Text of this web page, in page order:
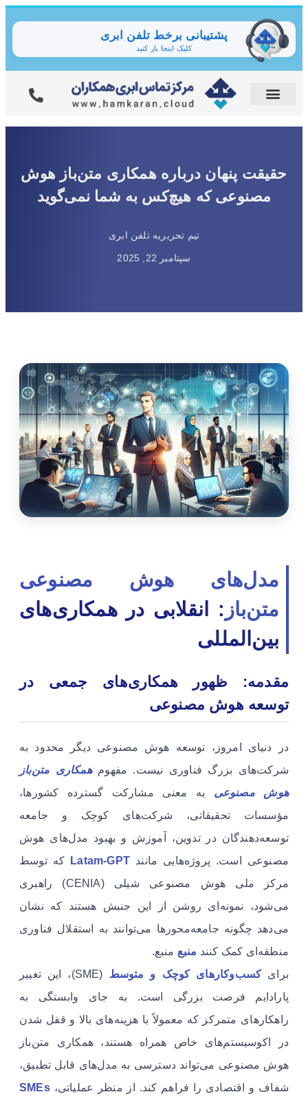
پشتیبانی برخط تلفن ابری
کلیک اینجا باز کنید
حقیقت پنهان درباره همکاری متن‌باز هوش
مصنوعی که هیچ‌کس به شما نمی‌گوید
تیم تحریریه تلفن ابری
سپتامبر 22, 2025
مدل‌های هوش مصنوعی
متن‌باز : انقلابی در همکاری‌های
بین‌المللی
مقدمه: ظهور همکاری‌های جمعی در
توسعه هوش مصنوعی
در دنیای امروز، توسعه هوش مصنوعی دیگر محدود به
شرکت‌های بزرگ فناوری نیست. مفهومهمکاری متن‌باز
هوش مصنوعی به معنی مشارکت گسترده کشورها،
مؤسسات تحقیقاتی، شرکت‌های کوچک و جامعه
توسعه‌دهندگان در تدوین، آموزش و بهبود مدل‌های هوش
مصنوعی است. پروژه‌هایی مانند Latam‑GPT
که توسط
مرکز ملی هوش مصنوعی شیلی (CENIA) راهبری
می‌شود، نمونه‌ای روشن از این جنبش هستند که نشان
می‌دهد چگونه جامعه‌محورها می‌توانند به استقلال فناوری
منطقه‌ای کمک کنند منبع منبع.
برایکسب‌وکارهای کوچک و متوسط
(SME)، این تغییر
پارادایم فرصت بزرگی است. به جای وابستگی به
راهکارهای متمرکز که معمولاً با هزینه‌های بالا و قفل شدن
در اکوسیستم‌های خاص همراه هستند، همکاری متن‌باز
هوش مصنوعی می‌تواند دسترسی به مدل‌های قابل تطبیق،
شفاف و اقتصادی را فراهم کند. از منظر عملیاتی،SMEs